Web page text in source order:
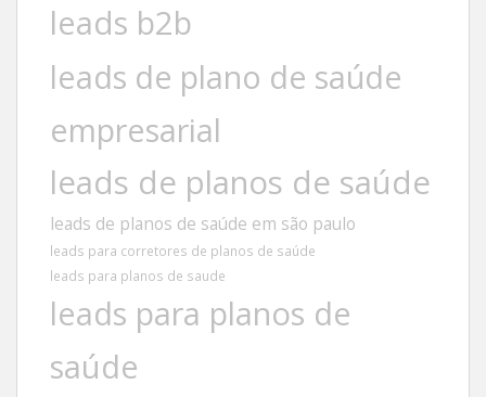
leads b2b
leads de plano de saúde
empresarial
leads de planos de saúde
leads de planos de saúde em são paulo
leads para corretores de planos de saúde
leads para planos de saude
leads para planos de
saúde